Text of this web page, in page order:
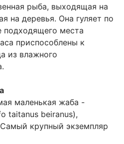
рыба, выходящая на
на деревья. Она гуляет по
подходящего места
приспособлены к
из влажного
маленькая жаба -
taitanus beiranus),
крупный экземпляр